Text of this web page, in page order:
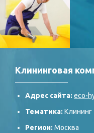
Клининговая
Адрес сайта: eco-
Тематика: Клининг
Регион: Москва